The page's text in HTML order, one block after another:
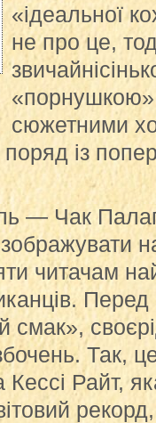
«ідеальної
не про це,
«порнушкою»
сюжетними
із
— Чак
читачам
смак»,
Так,
Райт,